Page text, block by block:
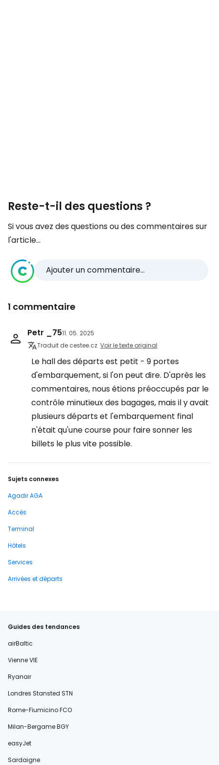
Reste-t-il des questions ?
Si vous avez des questions ou des commentaires sur
l'article...
Ajouter un commentaire...
1 commentaire
Petr _7511. 05. 2025
Traduit de cestee.cz Voir le texte original
Le hall des départs est petit - 9 portes
d'embarquement, si l'on peut dire. D'après les
commentaires, nous étions préoccupés par le
contrôle minutieux des bagages, mais il y avait
plusieurs départs et l'embarquement final
n'était qu'une course pour faire sonner les
billets le plus vite possible.
Sujets connexes
Agadir AGA
Accès
Terminal
Hôtels
Services
Arrivées et départs
Guides des tendances
airBaltic
Vienne VIE
Ryanair
Londres Stansted STN
Rome-Fiumicino FCO
Milan-Bergame BGY
easyJet
Sardaigne